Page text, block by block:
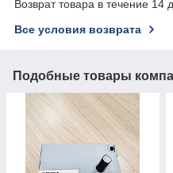
Возврат товара в течение 14
Все условия возврата
Подобные товары